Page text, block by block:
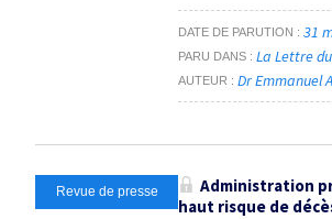
DATE DE PARUTION 31
PARU DANS La Lettre
AUTEUR Dr Emmanuel
Revue de presse
Administration
haut risque de